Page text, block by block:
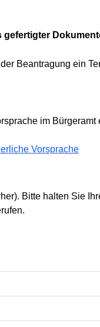
gefertigter
Beantragung ein
im
Vorsprache
Bitte halten Sie